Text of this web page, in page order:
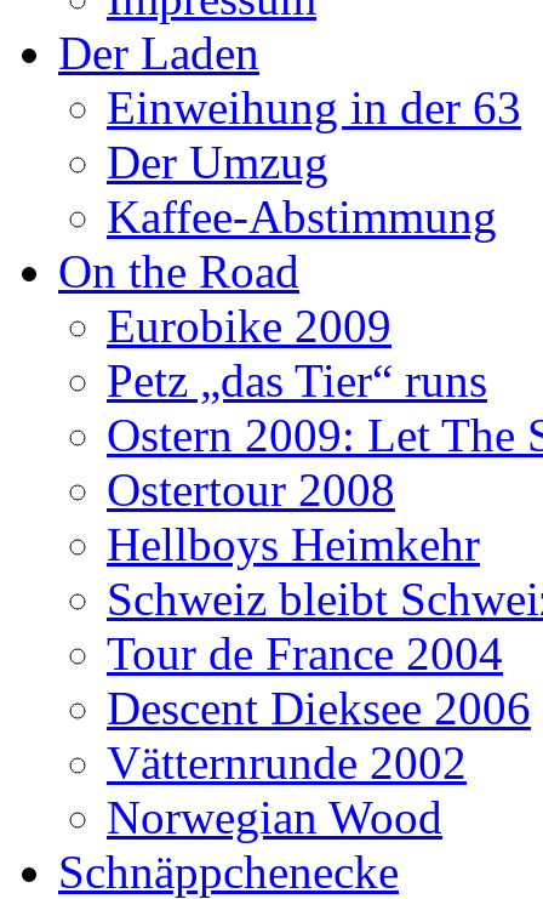
Der Laden
Einweihung in der 63
Der Umzug
Kaffee-Abstimmung
On the Road
Eurobike 2009
Petz „das Tier“ runs
Ostern 2009: Let The
Ostertour 2008
Hellboys Heimkehr
Schweiz bleibt
Tour de France 2004
Descent Dieksee 2006
Vätternrunde 2002
Norwegian Wood
Schnäppchenecke